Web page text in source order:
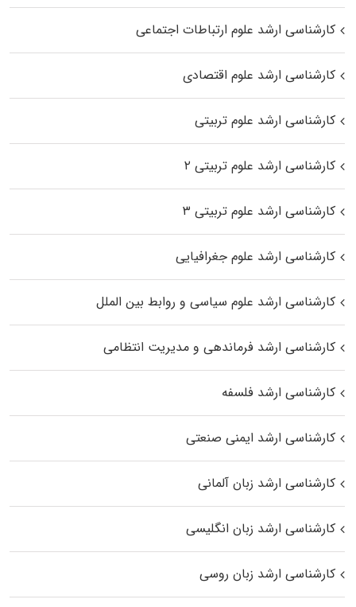
کارشناسی ارشد علوم ارتباطات اجتماعی
کارشناسی ارشد علوم اقتصادی
کارشناسی ارشد علوم تربیتی
کارشناسی ارشد علوم تربیتی ۲
کارشناسی ارشد علوم تربیتی ۳
کارشناسی ارشد علوم جغرافیایی
کارشناسی ارشد علوم سیاسی و روابط بین الملل
کارشناسی ارشد فرماندهی و مدیریت انتظامی
کارشناسی ارشد فلسفه
کارشناسی ارشد ایمنی صنعتی
کارشناسی ارشد زبان آلمانی
کارشناسی ارشد زبان انگلیسی
کارشناسی ارشد زبان روسی